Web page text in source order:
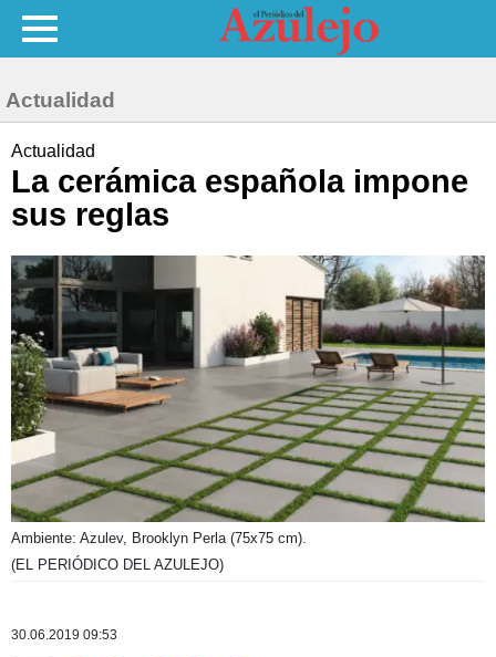
Actualidad
Actualidad
La cerámica española impone
sus reglas
Ambiente: Azulev, Brooklyn Perla (75x75 cm).
(EL PERIÓDICO DEL AZULEJO)
30.06.2019 09:53